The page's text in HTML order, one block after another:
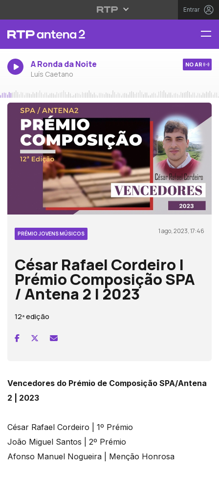
Entrar
A Ronda da Noite
Luís Caetano
NO AR
PRÉMIO JOVENS MÚSICOS 1 ago, 2023, 17:46
César Rafael Cordeiro |
Prémio Composição SPA
/ Antena 2 | 2023
12ª edição
Vencedores do Prémio de Composição SPA/Antena
2 | 2023
César Rafael Cordeiro | 1º Prémio
João Miguel Santos | 2º Prémio
Afonso Manuel Nogueira | Menção Honrosa